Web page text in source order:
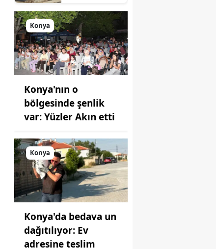
durum
açıklandı
Konya
Konya'nın o
bölgesinde şenlik
var: Yüzler Akın etti
Konya
Konya'da bedava un
dağıtılıyor: Ev
adresine teslim